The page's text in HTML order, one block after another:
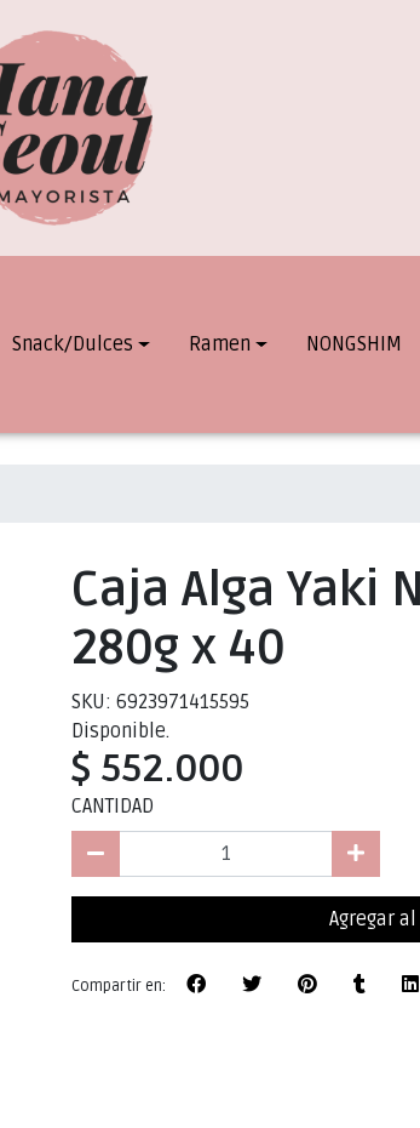
Snack/Dulces Ramen NONGSHIM
Caja Alga Yaki
280g x 40
SKU: 6923971415595
Disponible.
$ 552.000
CANTIDAD
Agregar
Compartir en: